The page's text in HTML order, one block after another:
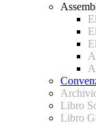
Libro
Libro